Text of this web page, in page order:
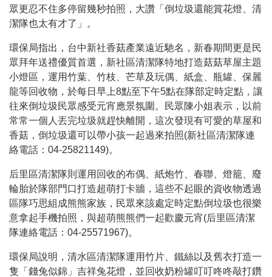
眾更忍不住多停留幾秒拍照，大讚「倒垃圾還能賞花燈、清
潔隊也太有才了」。
環保局指出，台中新社香菇產業遠近馳名，新春期間更是民
眾拜年送禮優質首選，新社區清潔隊特地打造菇菇草屋主題
小燈區，運用竹葉、竹枝、芒草及玩偶、紙盒、瓶罐、保麗
龍等回收物，於每日早上8點至下午5點在隊部定時定點，讓
往來倒垃圾民眾感受元宵應景氛圍。民眾陳小姐表示，以前
常常一個人丟完垃圾就趕快離開，這次發現有可愛的草屋和
香菇，倒垃圾還可以帶小孩一起過來拍照(新社區清潔隊連
絡電話：04-25821149)。
后里區清潔隊則運用回收的布偶、紙炮竹、春聯、燈籠、廢
輪胎於隊部門口打造超萌打卡牆，這些不起眼的資收物透過
區隊巧思組成熊熊家族，民眾來該處定時定點倒垃圾也很樂
意拿起手機拍照，與超萌熊熊們一起歡慶元宵(后里區清潔
隊連絡電話：04-25571967)。
環保局說明，清水區清潔隊運用竹片、鐵絲以及舊衣打造一
隻「錢兔似錦」吉祥兔花燈，並回收奶粉罐叮叮咚咚敲打鑽